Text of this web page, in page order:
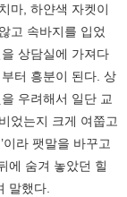
마, 하얀색 자켓이
고 속바지를 입었
상담실에 가져다
터 흥분이 된다. 상
우려해서 일단 교
었는지 크게 여쭙고
이라 팻말을 바꾸고
에 숨겨 놓았던 힐
말했다.